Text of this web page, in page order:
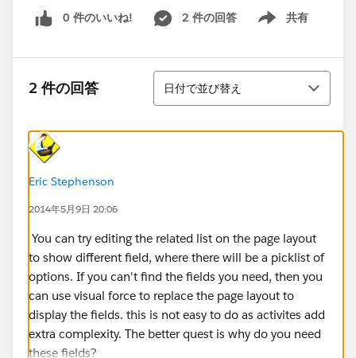
0 件のいいね! 2 件の回答 共有
Show menu
2 件の回答
並び替え
日付で並び替え
Eric Stephenson
2014年5月9日 20:06
You can try editing the related list on the page layout
to show different field, where there will be a picklist of
options. If you can't find the fields you need, then you
can use visual force to replace the page layout to
display the fields. this is not easy to do as activites add
extra complexity. The better quest is why do you need
these fields?